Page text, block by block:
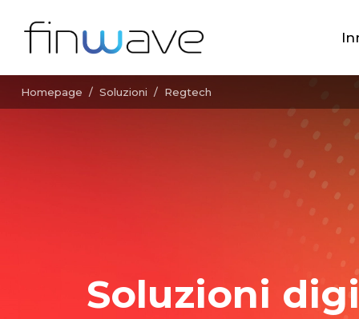
Homepage / Soluzioni / Regtech
Soluzioni